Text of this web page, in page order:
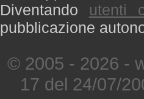
Diventando utenti
pubblicazione
© 2005 - 2026 -
17 del 24/07/